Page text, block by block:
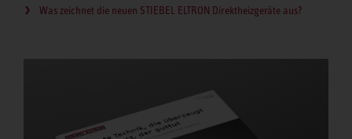
Was zeichnet die neuen STIEBEL ELTRON Direktheizgeräte aus?